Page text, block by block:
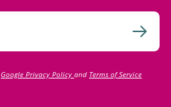
Google Privacy Policy and Terms of Service